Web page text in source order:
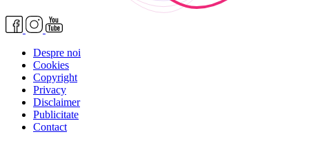
Despre noi
Cookies
Copyright
Privacy
Disclaimer
Publicitate
Contact